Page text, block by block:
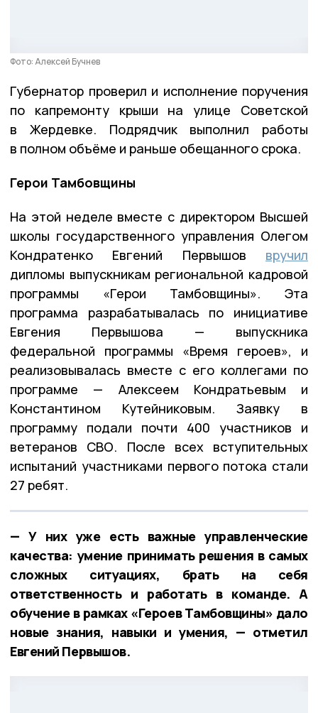
Фото: Алексей Бучнев
Губернатор проверил и исполнение поручения
по капремонту крыши на улице Советской
в Жердевке. Подрядчик выполнил работы
в полном объёме и раньше обещанного срока.
Герои Тамбовщины
На этой неделе вместе с директором Высшей
школы государственного управления Олегом
Кондратенко Евгений Первышов вручил
дипломы выпускникам региональной кадровой
программы «Герои Тамбовщины». Эта
программа разрабатывалась по инициативе
Евгения Первышова — выпускника
федеральной программы «Время героев», и
реализовывалась вместе с его коллегами по
программе — Алексеем Кондратьевым и
Константином Кутейниковым. Заявку в
программу подали почти 400 участников и
ветеранов СВО. После всех вступительных
испытаний участниками первого потока стали
27 ребят.
— У них уже есть важные управленческие
качества: умение принимать решения в самых
сложных ситуациях, брать на себя
ответственность и работать в команде. А
обучение в рамках «Героев Тамбовщины» дало
новые знания, навыки и умения, — отметил
Евгений Первышов.